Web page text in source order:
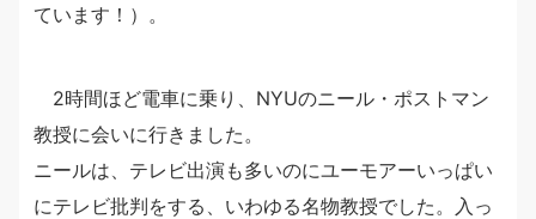
ています！）。
2時間ほど電車に乗り、NYUのニール・ポストマン
教授に会いに行きました。
ニールは、テレビ出演も多いのにユーモアーいっぱい
にテレビ批判をする、いわゆる名物教授でした。入っ